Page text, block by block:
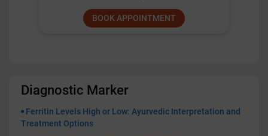
BOOK APPOINTMENT
Diagnostic Marker
Ferritin Levels High or Low: Ayurvedic Interpretation and
Treatment Options